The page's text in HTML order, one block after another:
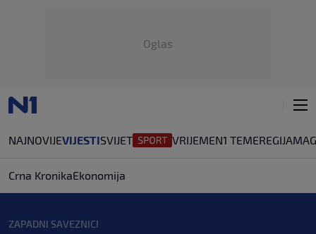
Oglas
NAJNOVIJEVIJESTISVIJET VRIJEMEN1 TEMEREGIJA
Crna KronikaEkonomija
ZAPADNI SAVEZNICI